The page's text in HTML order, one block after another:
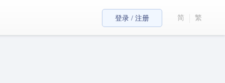
登录 / 注册 简 繁